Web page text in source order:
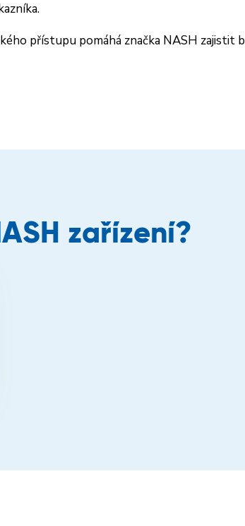
přístupu pomáhá značka NASH zajistit
zařízení?